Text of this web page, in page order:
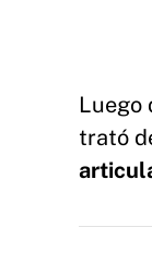
Luego
trató